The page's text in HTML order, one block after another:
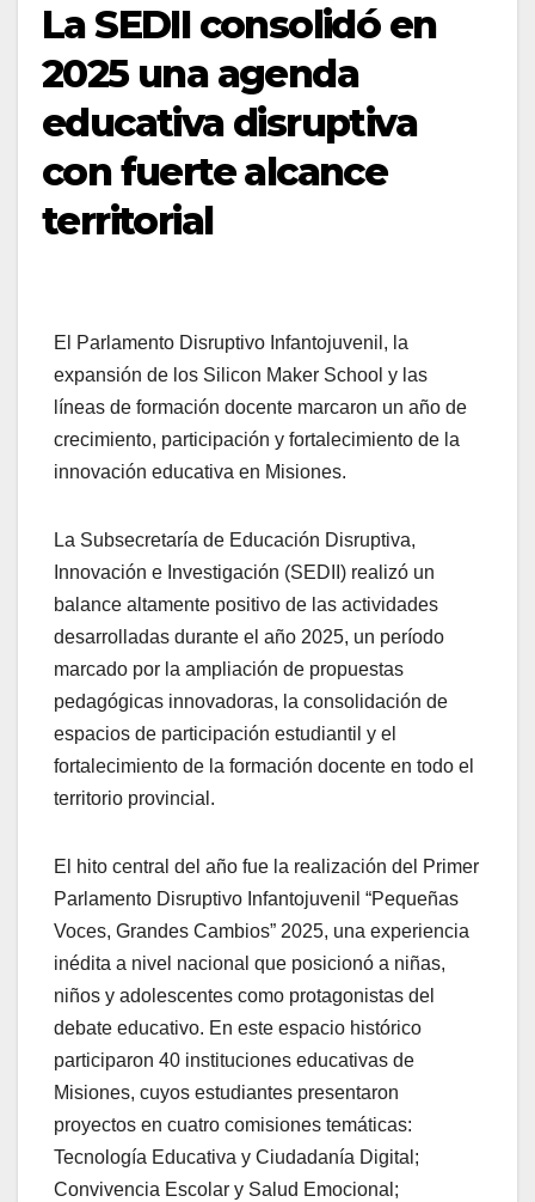
La SEDII consolidó en
2025 una agenda
educativa disruptiva
con fuerte alcance
territorial
El Parlamento Disruptivo Infantojuvenil, la
expansión de los Silicon Maker School y las
líneas de formación docente marcaron un año de
crecimiento, participación y fortalecimiento de la
innovación educativa en Misiones.
La Subsecretaría de Educación Disruptiva,
Innovación e Investigación (SEDII) realizó un
balance altamente positivo de las actividades
desarrolladas durante el año 2025, un período
marcado por la ampliación de propuestas
pedagógicas innovadoras, la consolidación de
espacios de participación estudiantil y el
fortalecimiento de la formación docente en todo el
territorio provincial.
El hito central del año fue la realización del Primer
Parlamento Disruptivo Infantojuvenil “Pequeñas
Voces, Grandes Cambios” 2025, una experiencia
inédita a nivel nacional que posicionó a niñas,
niños y adolescentes como protagonistas del
debate educativo. En este espacio histórico
participaron 40 instituciones educativas de
Misiones, cuyos estudiantes presentaron
proyectos en cuatro comisiones temáticas:
Tecnología Educativa y Ciudadanía Digital;
Convivencia Escolar y Salud Emocional;